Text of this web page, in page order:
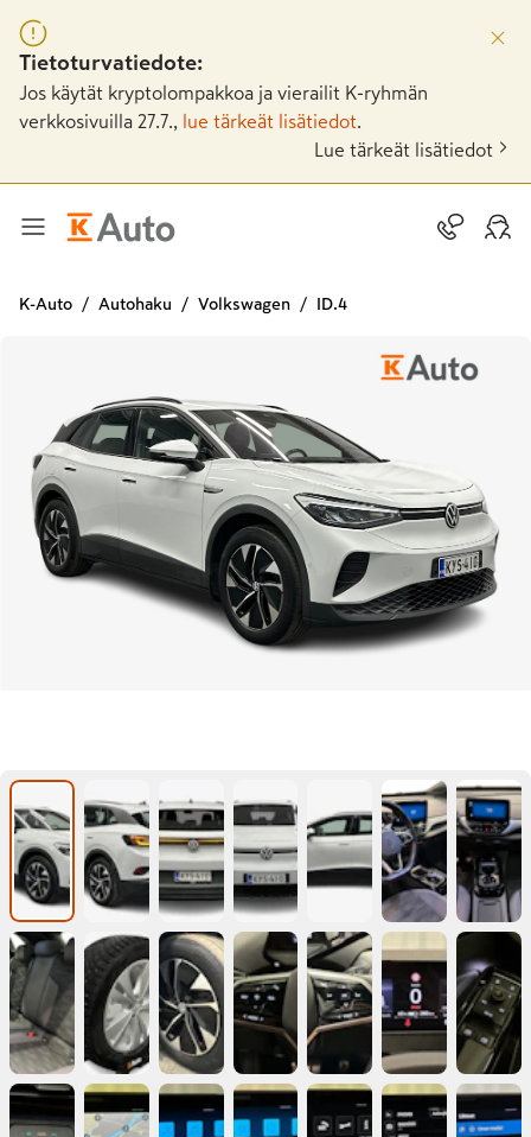
Tietoturvatiedote:
Jos käytät kryptolompakkoa ja vierailit K-ryhmän
verkkosivuilla 27.7.,
lue tärkeät lisätiedot
Lue tärkeät lisätiedot
K-Auto Autohaku Volkswagen ID.4